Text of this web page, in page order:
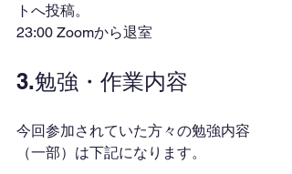
トへ投稿。
23:00 Zoomから退室
3.勉強・作業内容
今回参加されていた方々の勉強内容
（一部）は下記になります。